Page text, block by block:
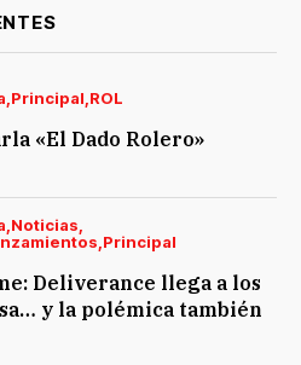
Principal ROL
«El Dado Rolero»
Noticias
Principal
Deliverance llega a los
y la polémica también